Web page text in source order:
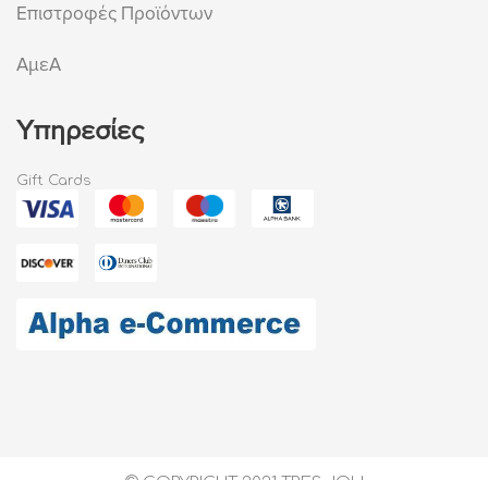
Επιστροφές Προϊόντων
ΑμεΑ
Υπηρεσίες
Gift Cards